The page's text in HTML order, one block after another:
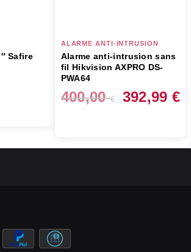
Safire
ALARME ANTI-INTRUSION
Alarme anti-intrusion sans
fil Hikvision AXPRO DS-
PWA64
400,00€
Le
prix
392,99 €Le